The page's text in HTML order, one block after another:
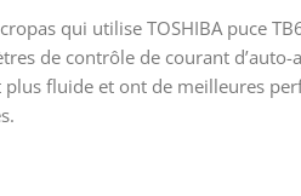
qui utilise TOSHIBA puce
de contrôle de courant
fluide et ont de meilleures